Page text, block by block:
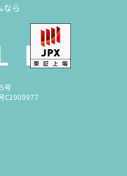
なら
号
C1909977